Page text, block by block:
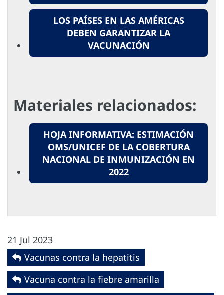
LOS PAÍSES EN LAS AMÉRICAS
DEBEN GARANTIZAR LA
VACUNACIÓN
Materiales relacionados:
HOJA INFORMATIVA: ESTIMACIÓN
OMS/UNICEF DE LA COBERTURA
NACIONAL DE INMUNIZACIÓN EN
2022
21 Jul 2023
Vacunas contra la hepatitis
Vacuna contra la fiebre amarilla